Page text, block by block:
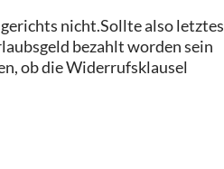
nicht.Sollte also letztes
bezahlt worden sein
ob die Widerrufsklausel